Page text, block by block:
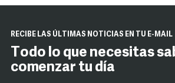
RECIBE LAS ÚLTIMAS NOTICIAS EN TU E-MAIL
Todo lo que necesitas
comenzar tu día